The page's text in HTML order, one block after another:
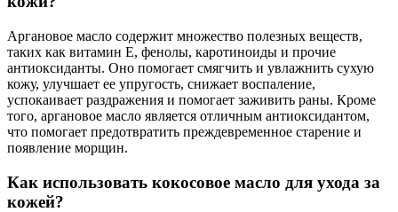
Аргановое масло содержит множество полезных веществ,
таких как витамин Е, фенолы, каротиноиды и прочие
антиоксиданты. Оно помогает смягчить и увлажнить сухую
кожу, улучшает ее упругость, снижает воспаление,
успокаивает раздражения и помогает заживить раны. Кроме
того, аргановое масло является отличным антиоксидантом,
что помогает предотвратить преждевременное старение и
появление морщин.
Как использовать кокосовое масло для ухода за
кожей?